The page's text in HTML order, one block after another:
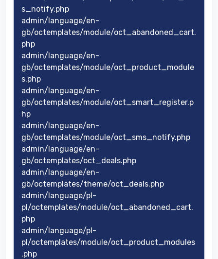
s_notify.php
admin/language/en-
gb/octemplates/module/oct_abandoned_cart.
php
admin/language/en-
gb/octemplates/module/oct_product_module
s.php
admin/language/en-
gb/octemplates/module/oct_smart_register.p
hp
admin/language/en-
gb/octemplates/module/oct_sms_notify.php
admin/language/en-
gb/octemplates/oct_deals.php
admin/language/en-
gb/octemplates/theme/oct_deals.php
admin/language/pl-
pl/octemplates/module/oct_abandoned_cart.
php
admin/language/pl-
pl/octemplates/module/oct_product_modules
.php